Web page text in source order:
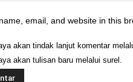
email, and website in this
akan tindak lanjut komentar
akan tulisan baru melalui surel.